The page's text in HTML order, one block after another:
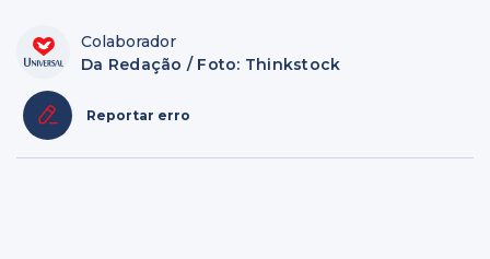
Colaborador
Da Redação / Foto: Thinkstock
Reportar erro